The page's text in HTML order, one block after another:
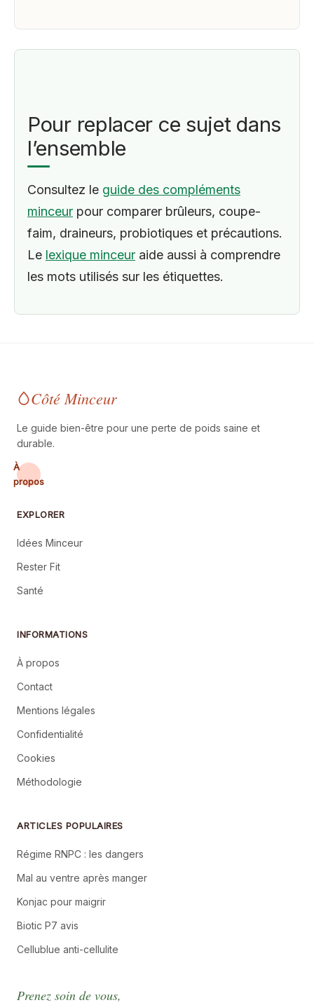
Pour replacer ce sujet dans
l’ensemble
Consultez le guide des compléments
minceur pour comparer brûleurs, coupe-
faim, draineurs, probiotiques et précautions.
Le lexique minceur aide aussi à comprendre
les mots utilisés sur les étiquettes.
Côté Minceur
Le guide bien-être pour une perte de poids saine et
durable.
À
propos
EXPLORER
Idées Minceur
Rester Fit
Santé
INFORMATIONS
À propos
Contact
Mentions légales
Confidentialité
Cookies
Méthodologie
ARTICLES POPULAIRES
Régime RNPC : les dangers
Mal au ventre après manger
Konjac pour maigrir
Biotic P7 avis
Cellublue anti-cellulite
Prenez soin de vous,